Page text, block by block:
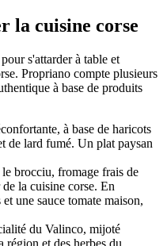
la cuisine corse
s'attarder à table et
Propriano compte plusieurs
à base de produits
à base de haricots
de lard fumé. Un plat paysan
le brocciu, fromage frais de
la cuisine corse. En
une sauce tomate maison,
du Valinco, mijoté
région et des herbes du